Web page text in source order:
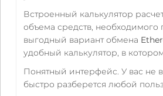
Встроенный калькулятор
объема средств,
выгодный вариант обмена
удобный калькулятор, в
Понятный интерфейс. У вас не
быстро разберется любой